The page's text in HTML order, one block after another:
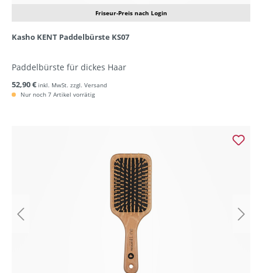
Friseur-Preis nach Login
Kasho KENT Paddelbürste KS07
Paddelbürste für dickes Haar
52,90 € inkl. MwSt. zzgl. Versand
Nur noch 7 Artikel vorrätig